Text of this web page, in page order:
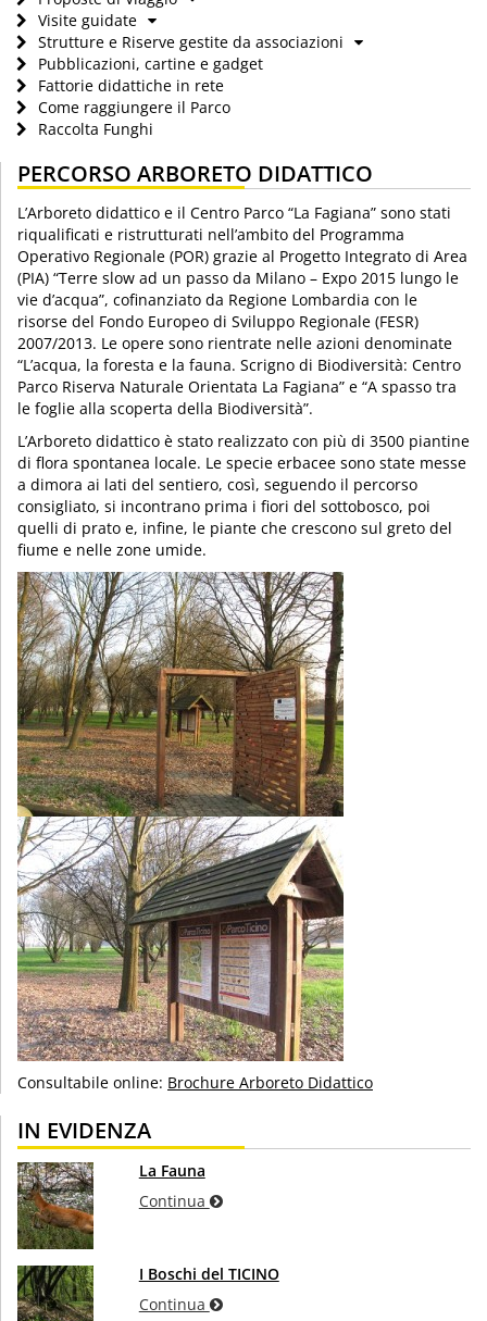
Visite guidate
Strutture e Riserve gestite da associazioni
Pubblicazioni, cartine e gadget
Fattorie didattiche in rete
Come raggiungere il Parco
Raccolta Funghi
PERCORSO ARBORETO DIDATTICO
L’Arboreto didattico e il Centro Parco “La Fagiana” sono stati
riqualificati e ristrutturati nell’ambito del Programma
Operativo Regionale (POR) grazie al Progetto Integrato di Area
(PIA) “Terre slow ad un passo da Milano – Expo 2015 lungo le
vie d’acqua”, cofinanziato da Regione Lombardia con le
risorse del Fondo Europeo di Sviluppo Regionale (FESR)
2007/2013. Le opere sono rientrate nelle azioni denominate
“L’acqua, la foresta e la fauna. Scrigno di Biodiversità: Centro
Parco Riserva Naturale Orientata La Fagiana” e “A spasso tra
le foglie alla scoperta della Biodiversità”.
L’Arboreto didattico è stato realizzato con più di 3500 piantine
di flora spontanea locale. Le specie erbacee sono state messe
a dimora ai lati del sentiero, così, seguendo il percorso
consigliato, si incontrano prima i fiori del sottobosco, poi
quelli di prato e, infine, le piante che crescono sul greto del
fiume e nelle zone umide.
Consultabile online: Brochure Arboreto Didattico
IN EVIDENZA
La Fauna
Continua
I Boschi del TICINO
Continua